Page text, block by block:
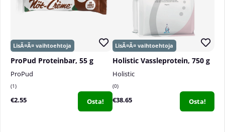
ProPud Proteinbar, 55 g
ProPud
1
€2.55 Osta!
Holistic Vassleprotein, 750 g
Holistic
0
€38.65 Osta!